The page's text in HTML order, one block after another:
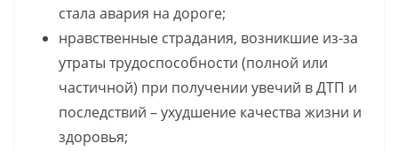
стала авария на дороге;
нравственные страдания, возникшие из-за
утраты трудоспособности (полной или
частичной) при получении увечий в ДТП и
последствий – ухудшение качества жизни и
здоровья;